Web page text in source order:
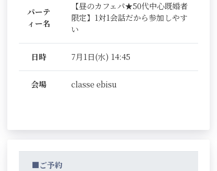
パーテ
ィー名
【昼のカフェパ★50代中心既婚者
限定】1対1会話だから参加しやす
い
日時 7月1日(水) 14:45
会場 classe ebisu
■ご予約